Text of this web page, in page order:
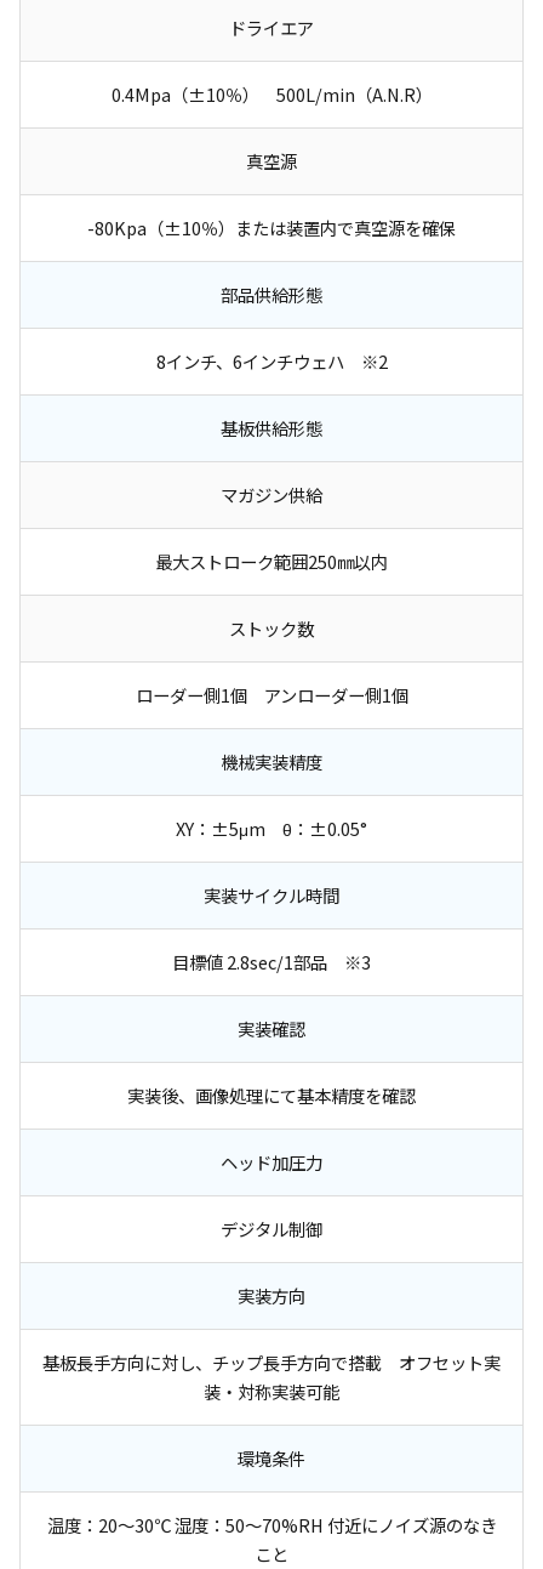
ドライエア
0.4Mpa（±10％） 500L/min（A.N.R）
真空源
-80Kpa（±10％）または装置内で真空源を確保
部品供給形態
8インチ、6インチウェハ ※2
基板供給形態
マガジン供給
最大ストローク範囲250㎜以内
ストック数
ローダー側1個 アンローダー側1個
機械実装精度
XY：±5μm θ：±0.05°
実装サイクル時間
目標値 2.8sec/1部品 ※3
実装確認
実装後、画像処理にて基本精度を確認
ヘッド加圧力
デジタル制御
実装方向
基板長手方向に対し、チップ長手方向で搭載 オフセット実
装・対称実装可能
環境条件
温度：20～30℃ 湿度：50～70%RH 付近にノイズ源のなき
こと